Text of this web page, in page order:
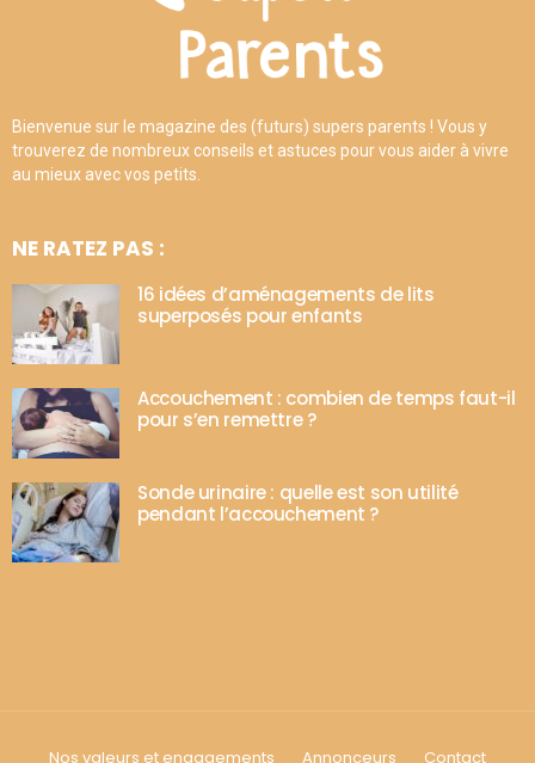
Bienvenue sur le magazine des (futurs) supers parents ! Vous y
trouverez de nombreux conseils et astuces pour vous aider à vivre
au mieux avec vos petits.
NE RATEZ PAS :
16 idées d’aménagements de lits
superposés pour enfants
Accouchement : combien de temps faut-il
pour s’en remettre ?
Sonde urinaire : quelle est son utilité
pendant l’accouchement ?
Nos valeurs et engagements Annonceurs Contact